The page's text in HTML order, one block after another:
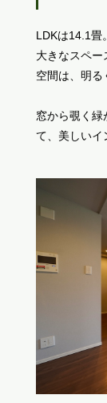
LDKは14.1畳。
大きなスペー
空間は、明る
窓から覗く緑
て、美しいイ